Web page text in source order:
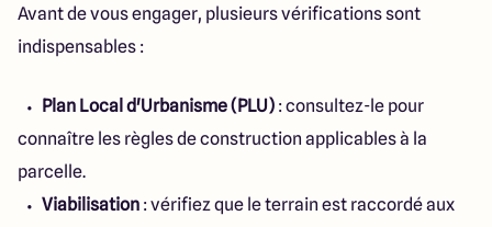
Avant de vous engager, plusieurs vérifications sont
indispensables :
Plan Local d'Urbanisme (PLU) : consultez-le pour
connaître les règles de construction applicables à la
parcelle.
Viabilisation : vérifiez que le terrain est raccordé aux